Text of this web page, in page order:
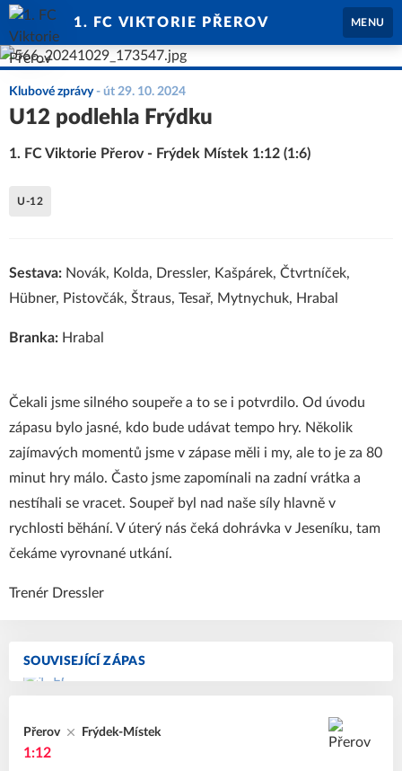
1. FC VIKTORIE PŘEROV MENU
SOUVISEJÍCÍ ZÁPAS
Přerov Frýdek-Místek
1:12
Klubové zprávy- út 29. 10. 2024
U12 podlehla Frýdku
1. FC Viktorie Přerov - Frýdek Místek 1:12 (1:6)
U-12
Sestava: Novák, Kolda, Dressler, Kašpárek, Čtvrtníček,
Hübner, Pistovčák, Štraus, Tesař, Mytnychuk, Hrabal
Branka: Hrabal
Čekali jsme silného soupeře a to se i potvrdilo. Od úvodu
zápasu bylo jasné, kdo bude udávat tempo hry. Několik
zajímavých momentů jsme v zápase měli i my, ale to je za 80
minut hry málo. Často jsme zapomínali na zadní vrátka a
nestíhali se vracet. Soupeř byl nad naše síly hlavně v
rychlosti běhání. V úterý nás čeká dohrávka v Jeseníku, tam
čekáme vyrovnané utkání.
Trenér Dressler